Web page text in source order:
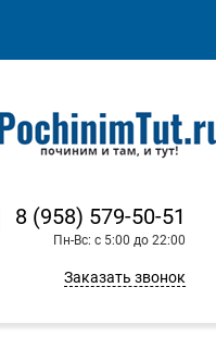
8 (958) 579-50-51
Пн-Вс: с 5:00 до 22:00
Заказать звонок